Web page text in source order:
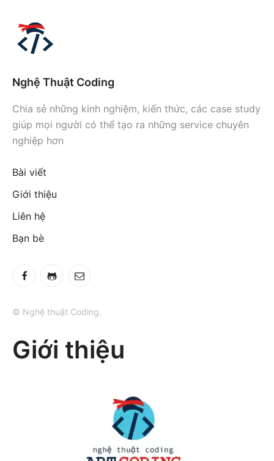
Nghệ Thuật Coding
Chia sẻ những kinh nghiệm, kiến thức, các case study
giúp mọi người có thể tạo ra những service chuyên
nghiệp hơn
Bài viết
Giới thiệu
Liên hệ
Bạn bè
© Nghệ thuật Coding.
Giới thiệu